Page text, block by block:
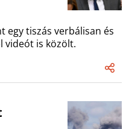
egy tiszás verbálisan és
videót is közölt.